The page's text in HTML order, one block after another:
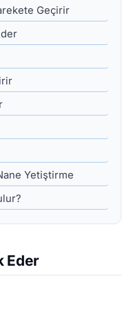
Geçirir
Yetiştirme
Eder